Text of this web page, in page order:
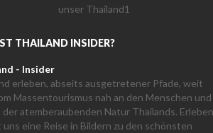
THAILAND INSIDER?
- Insider
erleben, abseits ausgetretener Pfade, weit
Massentourismus nah an den Menschen und
der atemberaubenden Natur Thailands. Erleben
uns eine Reise in Bildern zu den schönsten